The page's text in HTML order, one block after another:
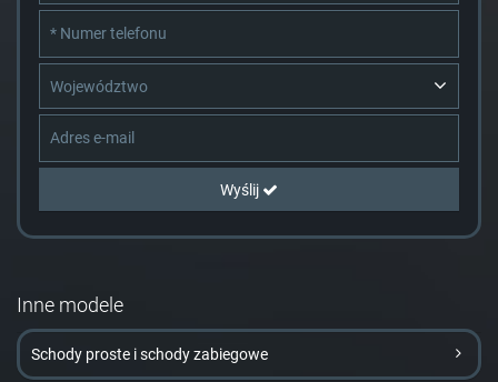
Województwo
Wyślij
Inne modele
Schody proste i schody zabiegowe